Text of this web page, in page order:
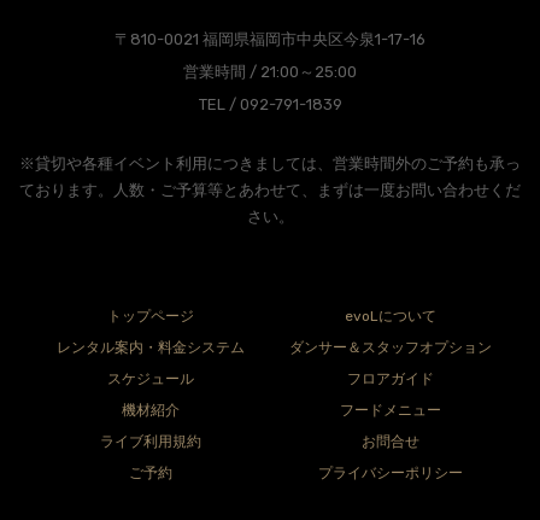
〒810-0021 福岡県福岡市中央区今泉1-17-16
営業時間 / 21:00～25:00
TEL / 092-791-1839
※貸切や各種イベント利用につきましては、営業時間外のご予約も承っ
ております。人数・ご予算等とあわせて、まずは一度お問い合わせくだ
さい。
トップページ
evoLについて
レンタル案内・料金システム
ダンサー＆スタッフオプション
スケジュール
フロアガイド
機材紹介
フードメニュー
ライブ利用規約
お問合せ
ご予約
プライバシーポリシー